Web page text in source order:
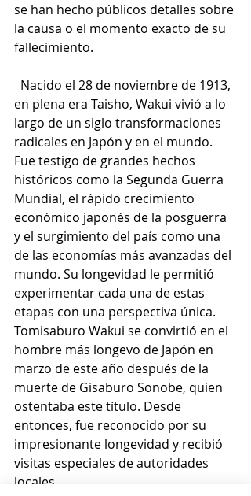
se han hecho públicos detalles sobre
la causa o el momento exacto de su
fallecimiento.
Nacido el 28 de noviembre de 1913,
en plena era Taisho, Wakui vivió a lo
largo de un siglo transformaciones
radicales en Japón y en el mundo.
Fue testigo de grandes hechos
históricos como la Segunda Guerra
Mundial, el rápido crecimiento
económico japonés de la posguerra
y el surgimiento del país como una
de las economías más avanzadas del
mundo. Su longevidad le permitió
experimentar cada una de estas
etapas con una perspectiva única.
Tomisaburo Wakui se convirtió en el
hombre más longevo de Japón en
marzo de este año después de la
muerte de Gisaburo Sonobe, quien
ostentaba este título. Desde
entonces, fue reconocido por su
impresionante longevidad y recibió
visitas especiales de autoridades
locales.